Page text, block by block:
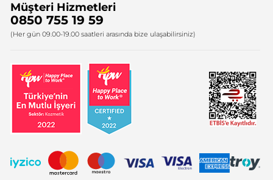
Bize Ulaşın
Firma Bilgileri
Müşteri Hizmetleri
0850 755 19 59
(Her gün 09.00-19.00 saatleri arasında bize ulaşabilirsiniz)